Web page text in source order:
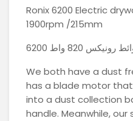
Ronix 6200 Electric
1900rpm /215mm
820 واط 6200
We both have a dust
has a blade motor
into a dust collection
handle. Meanwhile,